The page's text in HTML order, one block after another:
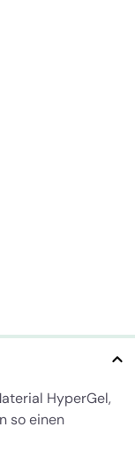
HyperGel,
so einen